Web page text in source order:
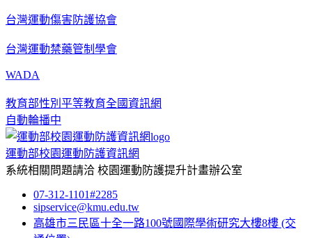
台灣運動傷害防護協會
台灣運動禁藥管制學會
WADA
教育部性別平等教育全國資訊網
自動輪播中
運動部校園運動防護資訊網
系統相關問題請洽 校園運動防護提升計畫辦公室
07-312-1101#2285
sipservice@kmu.edu.tw
高雄市三民區十全一路100號國際學術研究大樓8樓 (交